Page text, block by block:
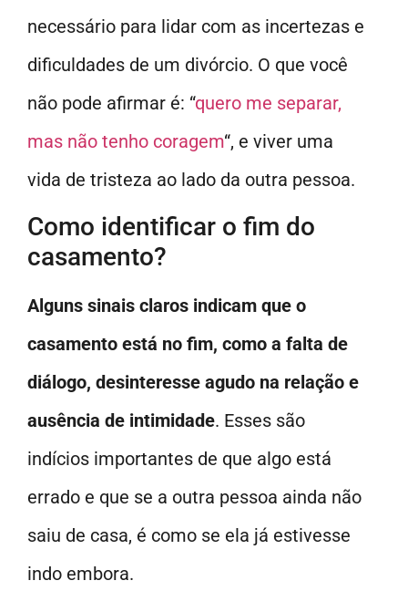
necessário para lidar com as incertezas e
dificuldades de um divórcio. O que você
não pode afirmar é: “quero me separar,
mas não tenho coragem“, e viver uma
vida de tristeza ao lado da outra pessoa.
Como identificar o fim do
casamento?
Alguns sinais claros indicam que o
casamento está no fim, como a falta de
diálogo, desinteresse agudo na relação e
ausência de intimidade. Esses são
indícios importantes de que algo está
errado e que se a outra pessoa ainda não
saiu de casa, é como se ela já estivesse
indo embora.